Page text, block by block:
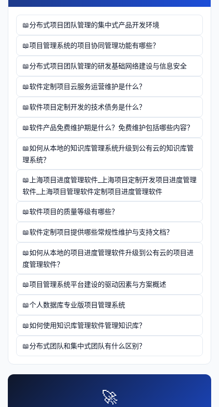
分布式项目团队管理的集中式产品开发环境
项目管理系统的项目协同管理功能有哪些？
分布式项目团队管理的研发基础网络建设与信息安全
软件定制项目云服务运营维护是什么？
软件项目定制开发的技术债务是什么？
软件产品免费维护期是什么？免费维护包括哪些内容？
如何从本地的知识库管理系统升级到公有云的知识库管
理系统？
上海项目进度管理软件_上海项目定制开发项目进度管理
软件_上海项目管理软件定制项目进度管理软件
软件项目的质量等级有哪些？
软件定制项目提供哪些常规性维护与支持文档？
如何从本地的项目进度管理软件升级到公有云的项目进
度管理软件？
项目管理系统平台建设的驱动因素与方案概述
个人数据库专业版项目管理系统
如何使用知识库管理软件管理知识库？
分布式团队和集中式团队有什么区别？
🚀